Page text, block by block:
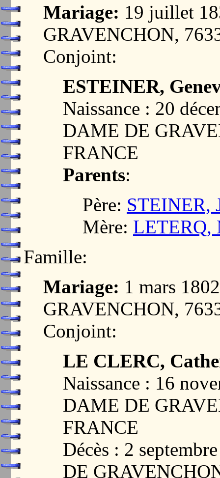
Mariage: 19 juillet
GRAVENCHON,
Conjoint:
ESTEINER,
Naissance : 20
DAME DE
FRANCE
Parents:
Père: STEINER,
Mère: LETERQ,
Famille:
Mariage: 1 mars
GRAVENCHON,
Conjoint:
LE CLERC,
Naissance : 16
DAME DE
FRANCE
Décès : 2
DE